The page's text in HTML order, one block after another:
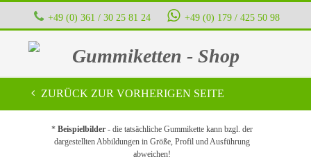
+49 (0) 361 / 30 25 81 24 +49 (0) 179 / 425 50 98
Gummiketten - Shop
ZURÜCK ZUR VORHERIGEN SEITE
*Beispielbilder - die tatsächliche Gummikette kann bzgl. der
dargestellten Abbildungen in Größe, Profil und Ausführung
abweichen!